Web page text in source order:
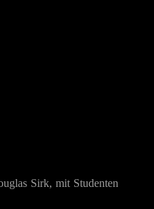
Sirk, mit Studenten